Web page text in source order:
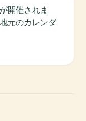
開催されま
元のカレンダ